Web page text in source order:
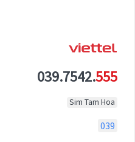
039.7542.555
Sim Tam Hoa
039